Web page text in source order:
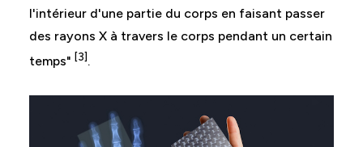
l'intérieur d'une partie du corps en faisant passer
des rayons X à travers le corps pendant un certain
temps" [3].